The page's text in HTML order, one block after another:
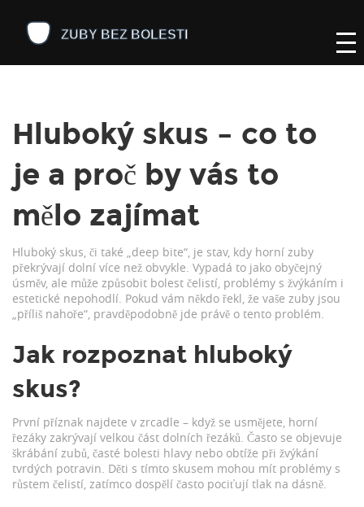
Hluboký skus – co to
je a proč by vás to
mělo zajímat
Hluboký skus, či také „deep bite“, je stav, kdy horní zuby
překrývají dolní více než obvykle. Vypadá to jako obyčejný
úsměv, ale může způsobit bolest čelistí, problémy s žvýkáním i
estetické nepohodlí. Pokud vám někdo řekl, že vaše zuby jsou
„příliš nahoře“, pravděpodobně jde právě o tento problém.
Jak rozpoznat hluboký
skus?
První příznak najdete v zrcadle – když se usmějete, horní
řezáky zakrývají velkou část dolních řezáků. Často se objevuje
škrábání zubů, časté bolesti hlavy nebo obtíže při žvýkání
tvrdých potravin. Děti s tímto skusem mohou mít problémy s
růstem čelistí, zatímco dospělí často pociťují tlak na dásně.